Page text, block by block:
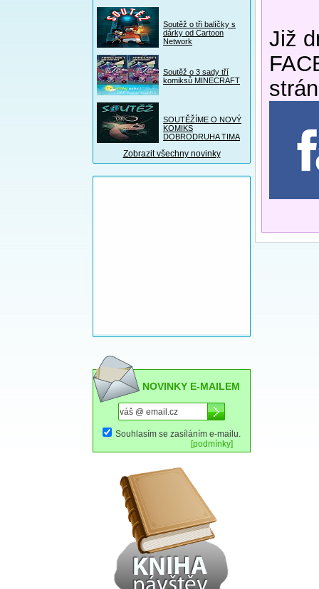
Soutěž o tři balíčky s
dárky od Cartoon
Network
Soutěž o 3 sady tří
komiksů MINECRAFT
SOUTĚŽÍME O NOVÝ
KOMIKS
DOBRODRUHA TIMA
Zobrazit všechny novinky
NOVINKY E-MAILEM
Souhlasím se zasíláním e-mailu.
[podmínky]
Již